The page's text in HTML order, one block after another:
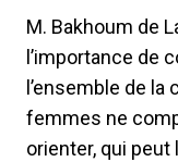
M. Bakhoum de
l’importance de
l’ensemble de la
femmes ne
orienter, qui